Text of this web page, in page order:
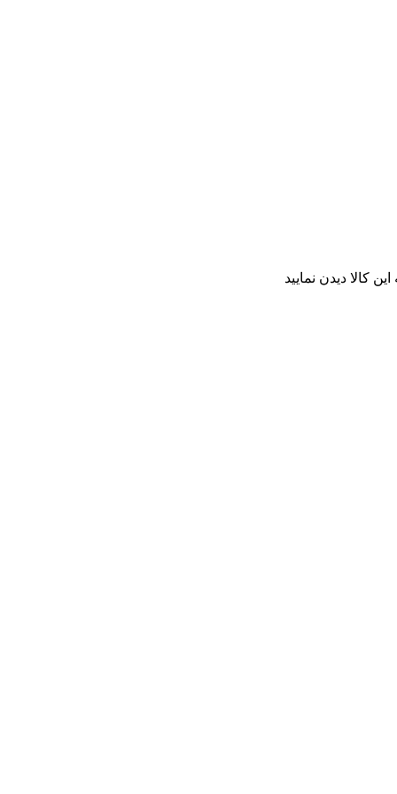
کالا دیدن نمایید